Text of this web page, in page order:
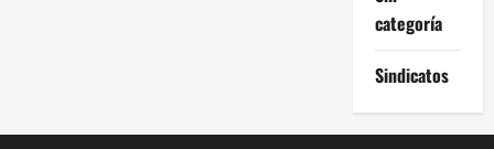
categoría
Sindicatos